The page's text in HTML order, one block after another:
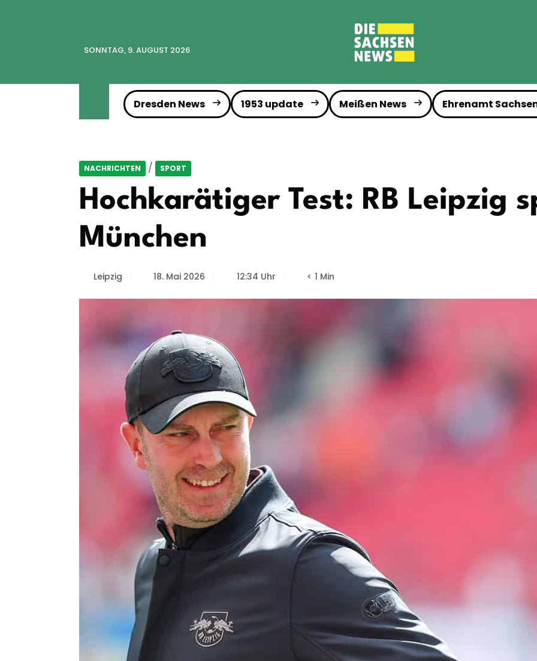
SONNTAG, 9. AUGUST 2026
Dresden News 1953 update Meißen News Ehrenamt
NACHRICHTEN / SPORT
Hochkarätiger Test: RB Leipzig
München
Leipzig 18. Mai 2026 12:34 Uhr < 1 Min